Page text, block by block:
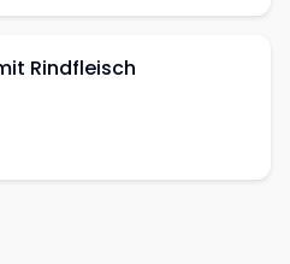
Rindfleisch